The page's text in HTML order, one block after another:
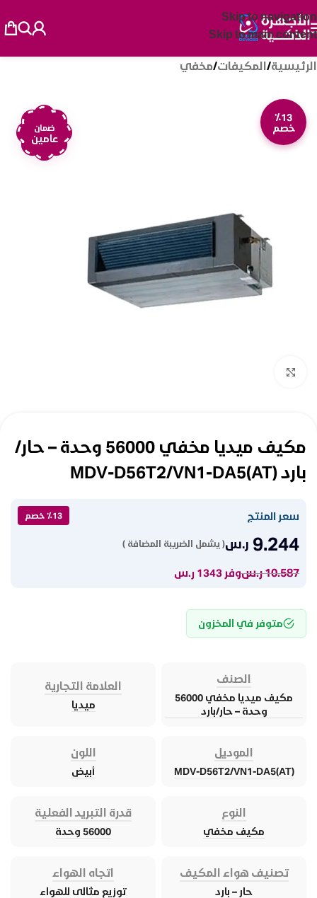
Skip to navigation
Skip to main content
الرئيسية/المكيفات/مخفي
٪13
خصم
ضمان
عامين
مكيف ميديا مخفي 56000 وحدة – حار/
بارد MDV-D56T2/VN1-DA5(AT)
سعر المنتج ٪13 خصم
9.244 ر.س( يشمل الضريبة المضافة )
10.587ر.سوفر 1343 ر.س
متوفر في المخزون
الصنف
مكيف ميديا مخفي 56000
وحدة – حار/بارد
العلامة التجارية
ميديا
الموديل
MDV-D56T2/VN1-DA5(AT)
اللون
أبيض
النوع
مكيف مخفي
قدرة التبريد الفعلية
56000 وحدة
تصنيف هواء المكيف
حار – بارد
اتجاه الهواء
توزيع مثالى للهواء